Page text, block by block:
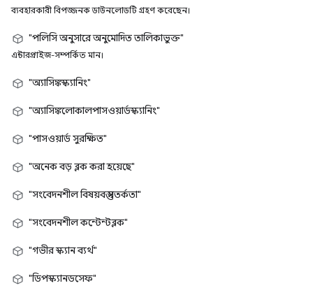
ব্যবহারকারী বিপজ্জনক ডাউনলোডটি গ্রহণ করেছেন।
"পলিসি অনুসারে অনুমোদিত তালিকাভুক্ত"
এন্টারপ্রাইজ-সম্পর্কিত মান।
"অ্যাসিঙ্কস্ক্যানিং"
"অ্যাসিঙ্কলোকালপাসওয়ার্ডস্ক্যানিং"
"পাসওয়ার্ড সুরক্ষিত"
"অনেক বড় ব্লক করা হয়েছে"
"সংবেদনশীল বিষয়বস্তু সতর্কতা"
"সংবেদনশীল কন্টেন্টব্লক"
"গভীর স্ক্যান ব্যর্থ"
"ডিপস্ক্যানডসেফ"